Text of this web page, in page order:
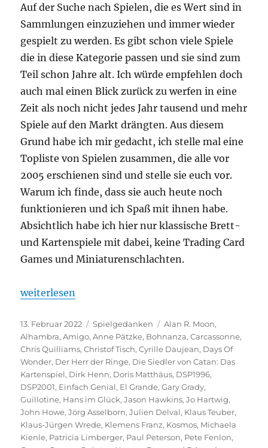
Auf der Suche nach Spielen, die es Wert sind in
Sammlungen einzuziehen und immer wieder
gespielt zu werden. Es gibt schon viele Spiele
die in diese Kategorie passen und sie sind zum
Teil schon Jahre alt. Ich würde empfehlen doch
auch mal einen Blick zurück zu werfen in eine
Zeit als noch nicht jedes Jahr tausend und mehr
Spiele auf den Markt drängten. Aus diesem
Grund habe ich mir gedacht, ich stelle mal eine
Topliste von Spielen zusammen, die alle vor
2005 erschienen sind und stelle sie euch vor.
Warum ich finde, dass sie auch heute noch
funktionieren und ich Spaß mit ihnen habe.
Absichtlich habe ich hier nur klassische Brett-
und Kartenspiele mit dabei, keine Trading Card
Games und Miniaturenschlachten.
„Top 10 Spiele von vor 2005“
weiterlesen
Veröffentlicht
am
13. Februar 2022 Kategorien
Spielgedanken Schlagwörter
Alan R. Moon,
Alhambra,Amigo,Anne Pätzke, Bohnanza,Carcassonne,
Chris Quilliams,Christof Tisch,Cyrille Daujean, Days Of
Wonder, Der Herr der Ringe, Die Siedler von Catan: Das
Kartenspiel, Dirk Henn, Doris Matthäus, DSP1996,
DSP2001, Einfach Genial, El Grande,Gary Grady,
Guillotine, Hans im Glück,Jason Hawkins,Jo Hartwig,
John Howe,Jörg Asselborn,Julien Delval, Klaus Teuber,
Klaus-Jürgen Wrede, Klemens Franz, Kosmos, Michaela
Kienle, Patricia Limberger, Paul Peterson, Pete Fenlon,